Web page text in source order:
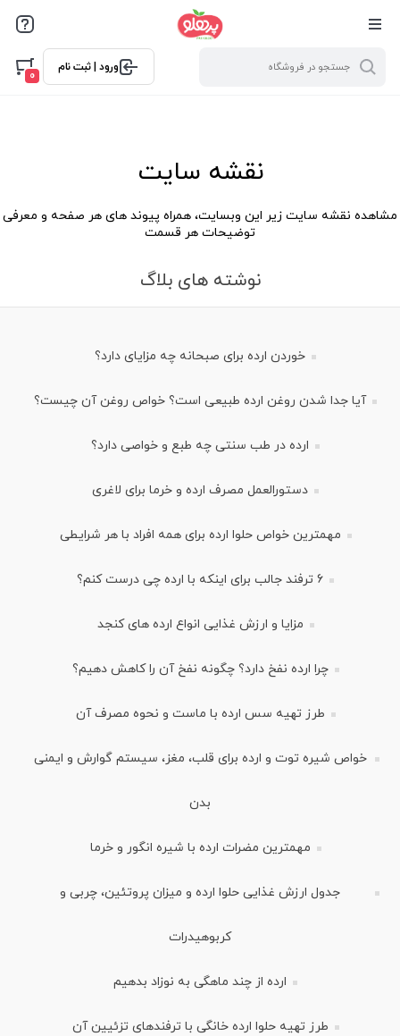
@media screen and (max-width: 500px) { .w-ch{bottom: 125px
!important; left:5px !important;} }
ورود | ثبت نام
0
نقشه سایت
مشاهده نقشه سایت زیر این وبسایت، همراه پیوند های هر صفحه و معرفی
توضیحات هر قسمت
نوشته های بلاگ
خوردن ارده برای صبحانه چه مزایای دارد؟
آیا جدا شدن روغن ارده طبیعی است؟ خواص روغن آن چیست؟
ارده در طب سنتی چه طبع و خواصی دارد؟
دستورالعمل مصرف ارده و خرما برای لاغری
مهمترین خواص حلوا ارده برای همه افراد با هر شرایطی
6 ترفند جالب برای اینکه با ارده چی درست کنم؟
مزایا و ارزش غذایی انواع ارده های کنجد
چرا ارده نفخ دارد؟ چگونه نفخ آن را کاهش دهیم؟
طرز تهیه سس ارده با ماست و نحوه مصرف آن
خواص شیره توت و ارده برای قلب، مغز، سیستم گوارش و ایمنی
بدن
مهمترین مضرات ارده با شیره انگور و خرما
جدول ارزش غذایی حلوا ارده و میزان پروتئین، چربی و
کربوهیدرات
ارده از چند ماهگی به نوزاد بدهیم
طرز تهیه حلوا ارده خانگی با ترفندهای تزئیین آن